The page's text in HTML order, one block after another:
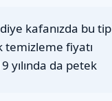
kafanızda bu tip
temizleme fiyatı
yılında da petek